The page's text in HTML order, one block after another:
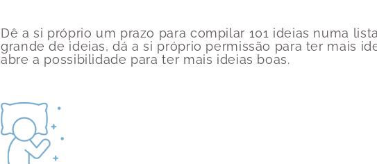
Dê a si próprio um prazo para compilar 101 ideias numa
grande de ideias, dá a si próprio permissão para ter mais
abre a possibilidade para ter mais ideias boas.